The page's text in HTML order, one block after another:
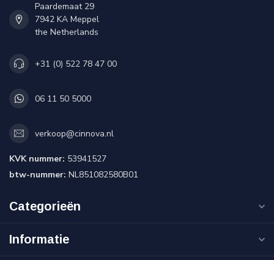
Paardemaat 29
7942 KA Meppel
the Netherlands
+31 (0) 522 78 47 00
06 11 50 5000
verkoop@cinnova.nl
KVK nummer: 53941527
btw-nummer: NL851082580B01
Categorieën
Informatie